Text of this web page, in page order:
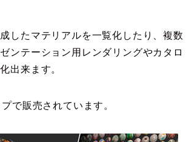
したマテリアルを一覧化したり、複数
ンテーション用レンダリングやカタロ
出来ます。
で販売されています。